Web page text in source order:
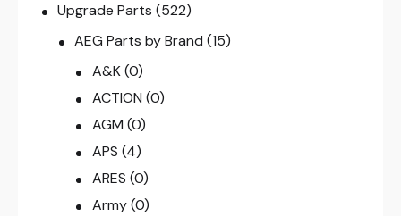
Upgrade Parts (522)
AEG Parts by Brand (15)
A&K (0)
ACTION (0)
AGM (0)
APS (4)
ARES (0)
Army (0)